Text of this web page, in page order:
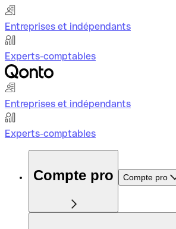
Entreprises et indépendants
Experts-comptables
Entreprises et indépendants
Experts-comptables
Compte pro Compte pro